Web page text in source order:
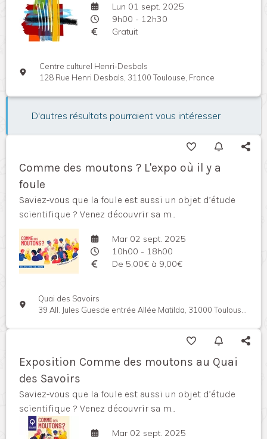
Lun 01 sept. 2025
9h00 - 12h30
Gratuit
Centre culturel Henri-Desbals
128 Rue Henri Desbals, 31100 Toulouse, France
D'autres résultats pourraient vous intéresser
Comme des moutons ? L'expo où il y a
foule
Saviez-vous que la foule est aussi un objet d’étude
scientifique ? Venez découvrir sa m...
Mar 02 sept. 2025
10h00 - 18h00
De 5,00€ à 9,00€
Quai des Savoirs
39 All. Jules Guesde entrée Allée Matilda, 31000 Toulouse, France
Exposition Comme des moutons au Quai
des Savoirs
Saviez-vous que la foule est aussi un objet d’étude
scientifique ? Venez découvrir sa m...
Mar 02 sept. 2025